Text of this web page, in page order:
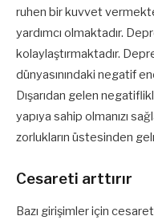
ruhen bir kuvvet
yardımcı olmaktadır.
kolaylaştırmaktadır.
dünyasınındaki negatif
Dışarıdan gelen
yapıya sahip olmanızı
zorlukların üstesinden
Cesareti arttırır
Bazı girişimler için